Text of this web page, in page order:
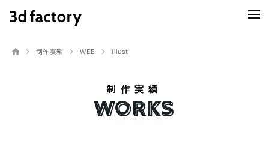
制作実績 WEB illust
制作実績